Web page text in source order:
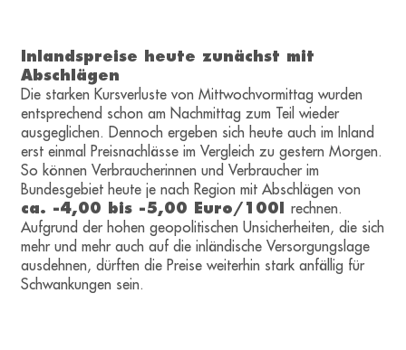
Inlandspreise heute zunächst mit
Abschlägen
Die starken Kursverluste von Mittwochvormittag wurden
entsprechend schon am Nachmittag zum Teil wieder
ausgeglichen. Dennoch ergeben sich heute auch im Inland
erst einmal Preisnachlässe im Vergleich zu gestern Morgen.
So können Verbraucherinnen und Verbraucher im
Bundesgebiet heute je nach Region mit Abschlägen von
ca. -4,00 bis -5,00 Euro/100lrechnen.
Aufgrund der hohen geopolitischen Unsicherheiten, die sich
mehr und mehr auch auf die inländische Versorgungslage
ausdehnen, dürften die Preise weiterhin stark anfällig für
Schwankungen sein.